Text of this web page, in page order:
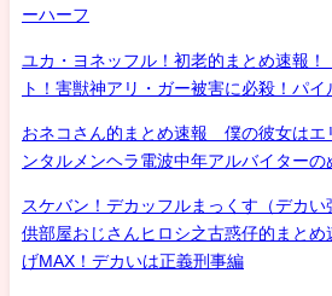
ーハーフ
ユカ・ヨネッフル！初老的まとめ速報
ト！害獣神アリ・ガー被害に必殺！パイ
おネコさん的まとめ速報 僕の彼女はエ
ンタルメンヘラ電波中年アルバイター
スケバン！デカッフルまっくす（デカ
供部屋おじさんヒロシ之古惑仔的まと
げMAX！デカいは正義刑事編